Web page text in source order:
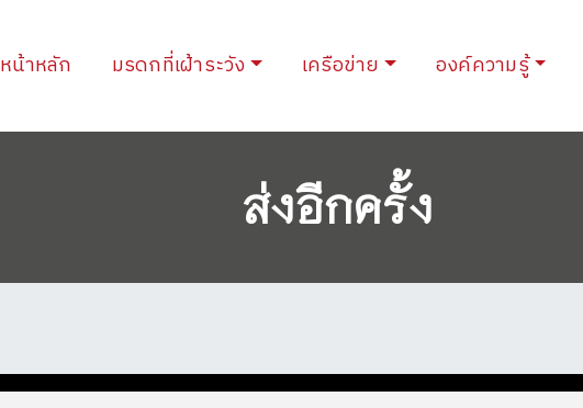
หน้าหลัก (current)
มรดกที่เฝ้าระวัง เครือข่าย องค์ความรู้
ส่งอีกครั้ง